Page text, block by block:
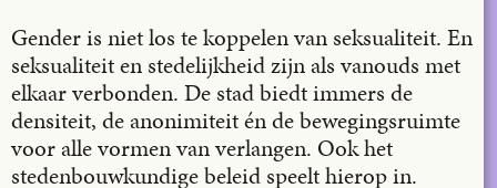
Gender is niet los te koppelen van seksualiteit. En
seksualiteit en stedelijkheid zijn als vanouds met
elkaar verbonden. De stad biedt immers de
densiteit, de anonimiteit én de bewegingsruimte
voor alle vormen van verlangen. Ook het
stedenbouwkundige beleid speelt hierop in.